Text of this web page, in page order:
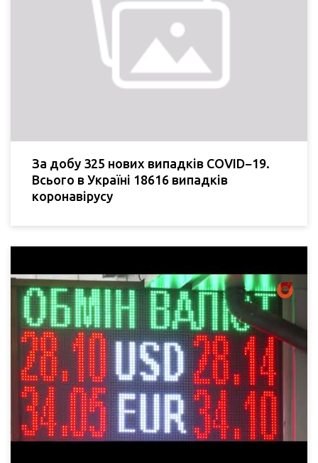
За добу 325 нових випадків COVID−19.
Всього в Україні 18616 випадків
коронавірусу